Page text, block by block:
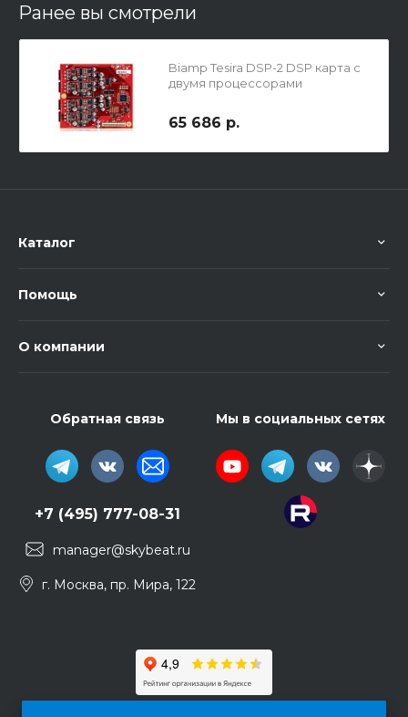
Ранее вы смотрели
Biamp Tesira DSP-2 DSP карта с
двумя процессорами
65 686 р.
Каталог
Помощь
О компании
Обратная связь
+7 (495) 777-08-31
manager@skybeat.ru
г. Москва, пр. Мира, 122
Мы в социальных сетях